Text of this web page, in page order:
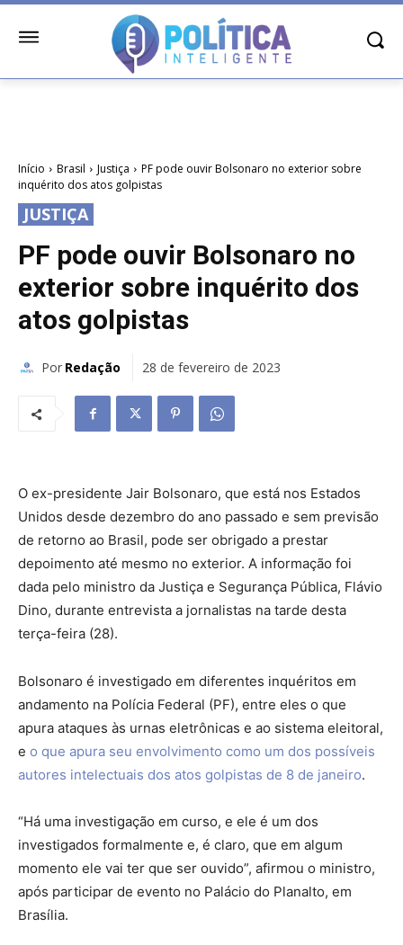
Início Brasil Justiça
PF pode ouvir Bolsonaro no exterior sobre
inquérito dos atos golpistas
JUSTIÇA
PF pode ouvir Bolsonaro no
exterior sobre inquérito dos
atos golpistas
Por Redação 28 de fevereiro de 2023
O ex-presidente Jair Bolsonaro, que está nos Estados
Unidos desde dezembro do ano passado e sem previsão
de retorno ao Brasil, pode ser obrigado a prestar
depoimento até mesmo no exterior. A informação foi
dada pelo ministro da Justiça e Segurança Pública, Flávio
Dino, durante entrevista a jornalistas na tarde desta
terça-feira (28).
Bolsonaro é investigado em diferentes inquéritos em
andamento na Polícia Federal (PF), entre eles o que
apura ataques às urnas eletrônicas e ao sistema eleitoral,
e o que apura seu envolvimento como um dos possíveis
autores intelectuais dos atos golpistas de 8 de janeiro.
“Há uma investigação em curso, e ele é um dos
investigados formalmente e, é claro, que em algum
momento ele vai ter que ser ouvido”, afirmou o ministro,
após participar de evento no Palácio do Planalto, em
Brasília.